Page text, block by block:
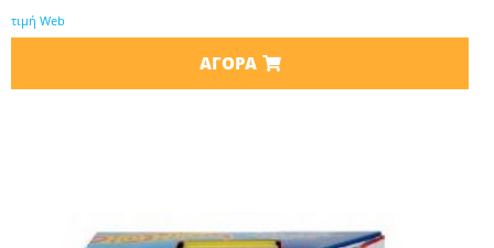
τιμή Web
ΑΓΟΡΆ